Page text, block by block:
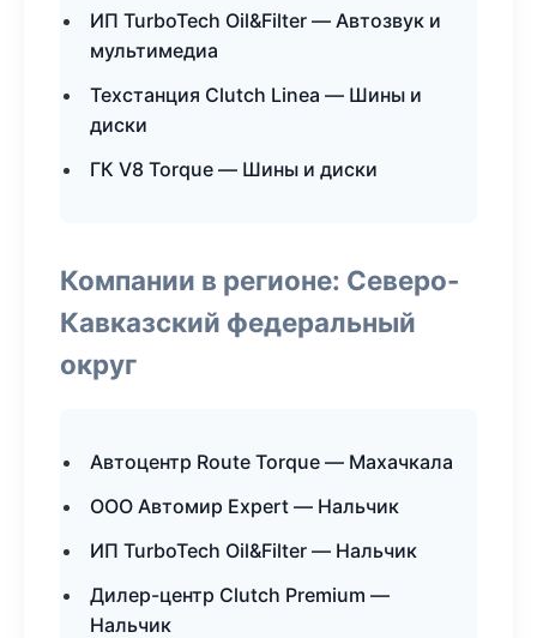
ИП TurboTech Oil&Filter — Автозвук и
мультимедиа
Техстанция Clutch Linea — Шины и
диски
ГК V8 Torque — Шины и диски
Компании в регионе: Северо-
Кавказский федеральный
округ
Автоцентр Route Torque — Махачкала
ООО Автомир Expert — Нальчик
ИП TurboTech Oil&Filter — Нальчик
Дилер-центр Clutch Premium —
Нальчик